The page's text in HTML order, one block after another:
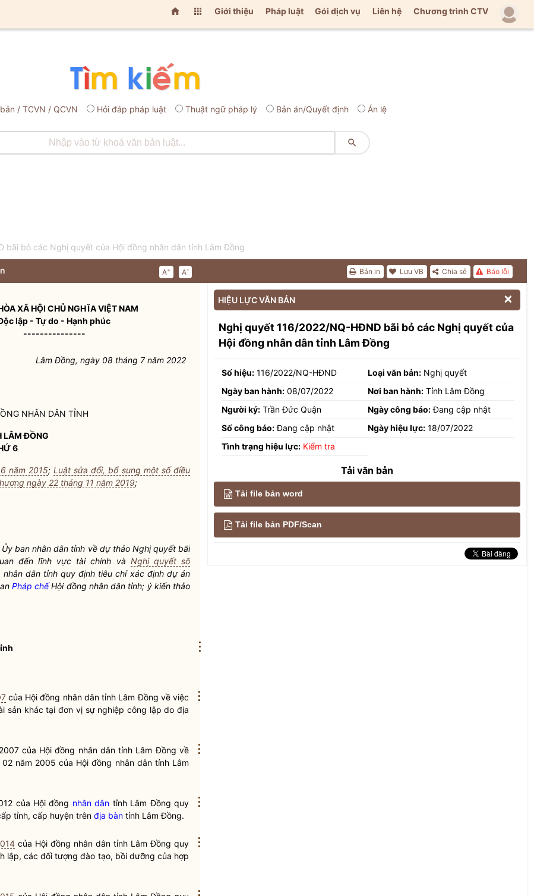
  Giới thiệu Pháp luật Gói dịch vụ Liên hệ Chương trình CTV
/ TCVN / QCVN Hỏi đáp pháp luật Thuật ngữ pháp lý Bản án/Quyết định Án lệ

bãi bỏ các Nghị quyết của Hội đồng nhân dân tỉnh Lâm Đồng
A+ A- Báo lỗi
Chia sẻ
Lưu VB
Bản in
XÃ HỘI CHỦ NGHĨA VIỆT NAM
lập - Tự do - Hạnh phúc
---------------
Lâm Đồng, ngày 08 tháng 7 năm 2022
NHÂN DÂN TỈNH
LÂM ĐỒNG
6
năm 2015;Luật sửa đổi, bổ sung một số điều
ngày 22 tháng 11 năm 2019;
ban nhân dân tỉnh về dự thảo Nghị quyếtbãi
đến lĩnh vực tài chính và Nghị quyết số
nhân dân tỉnh quy định tiêu chí xác định dự án
Pháp chếHội đồng nhân dân tỉnh; ý kiến thảo
của Hội đồng nhân dântỉnh Lâm Đồng về việc
sản khác tại đơn vị sự nghiệp công lập do địa
của Hội đồng nhân dântỉnh Lâm Đồng về
năm 2005 của Hội đồng nhân dântỉnh Lâm
của Hội đồng nhân dân tỉnh Lâm Đồng quy
tỉnh, cấp huyện trên địa bàn tỉnh Lâm Đồng.
của Hội đồng nhân dân tỉnh Lâm Đồng quy
lập, các đối tượng đào tạo, bồi dưỡng của hợp
HIỆU LỰC VĂN BẢN 
Nghị quyết 116/2022/NQ-HĐND bãi bỏ các Nghị quyết của
Hội đồng nhân dân tỉnh Lâm Đồng
Số hiệu: 116/2022/NQ-HĐND Loại văn bản: Nghị quyết
Ngày ban hành: 08/07/2022 Nơi ban hành: Tỉnh Lâm Đồng
Người ký: Trần Đức Quận Ngày công báo:Đang cập nhật
Số công báo:Đang cập nhật Ngày hiệu lực: 18/07/2022
Tình trạng hiệu lực: Kiểm tra
Tải văn bản
Tải file bản word
Tải file bản PDF/Scan
⋮
⋮
⋮
⋮
⋮